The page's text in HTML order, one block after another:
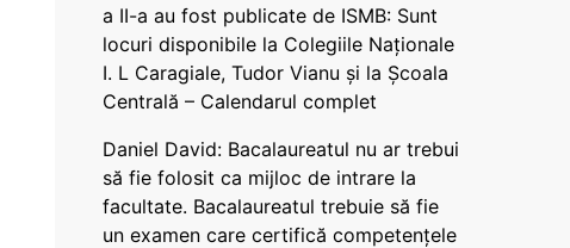
a II-a au fost publicate de ISMB: Sunt
locuri disponibile la Colegiile Naționale
I. L Caragiale, Tudor Vianu și la Școala
Centrală – Calendarul complet
Daniel David: Bacalaureatul nu ar trebui
să fie folosit ca mijloc de intrare la
facultate. Bacalaureatul trebuie să fie
un examen care certifică competențele